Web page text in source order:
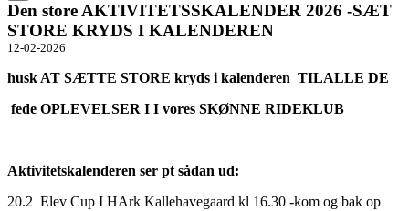
Den store AKTIVITETSSKALENDER 2026 -SÆT
STORE KRYDS I KALENDEREN
12-02-2026
husk AT SÆTTE STORE kryds i kalenderen TILALLE DE
fede OPLEVELSER I I vores SKØNNE RIDEKLUB
Aktivitetskalenderen ser pt sådan ud:
20.2 Elev Cup I HArk Kallehavegaard kl 16.30 -kom og bak op